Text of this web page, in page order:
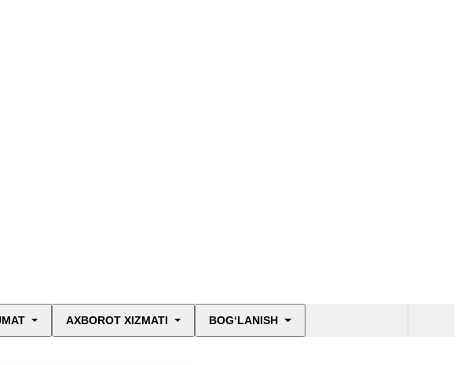
AXBOROT XIZMATI BOG‘LANISH